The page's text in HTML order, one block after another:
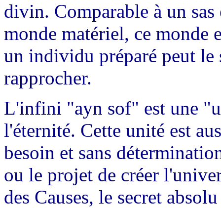
divin. Comparable à un
monde matériel, ce monde
un individu préparé peut le
rapprocher.
L'infini "ayn sof" est une
l'éternité. Cette unité est
besoin et sans
ou le projet de créer
des Causes, le secret